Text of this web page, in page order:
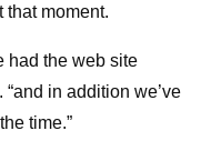
that moment.
had the web site
in addition we’ve
time.”